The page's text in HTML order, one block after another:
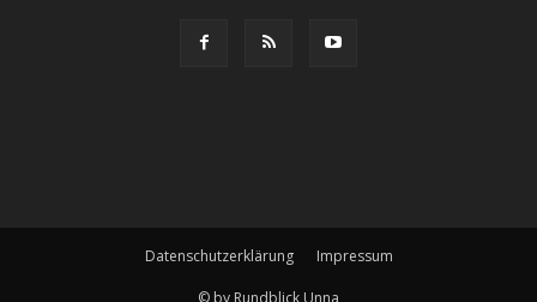
Datenschutzerklärung Impressum
© by Rundblick Unna